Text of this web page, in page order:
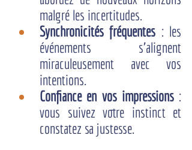
malgré les incertitudes.
Synchronicités fréquentes : les
événements s’alignent
miraculeusement avec vos
intentions.
Confiance en vos impressions :
vous suivez votre instinct et
constatez sa justesse.